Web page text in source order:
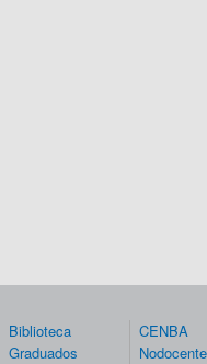
Biblioteca
Graduados
CENBA